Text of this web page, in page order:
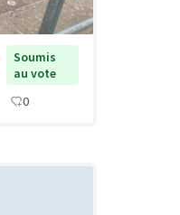
Soumis
au vote
0